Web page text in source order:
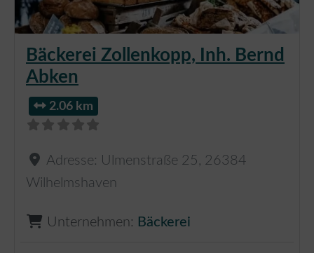
Bäckerei Zollenkopp, Inh. Bernd
Abken
2.06 km
Adresse: Ulmenstraße 25 , 26384
Wilhelmshaven
Unternehmen: Bäckerei